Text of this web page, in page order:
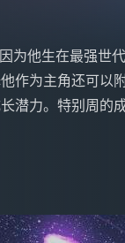
作为主角还可以
潜力。特别周的